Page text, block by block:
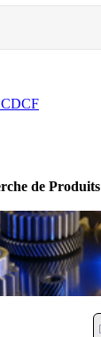
de Produits